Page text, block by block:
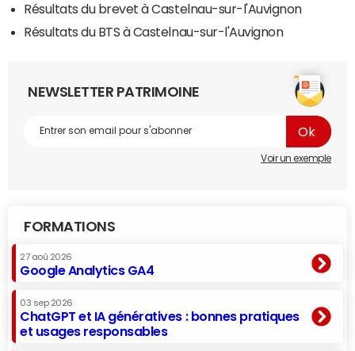
Résultats du brevet à Castelnau-sur-l'Auvignon
Résultats du BTS à Castelnau-sur-l'Auvignon
NEWSLETTER PATRIMOINE
Voir un exemple
FORMATIONS
27 aoû 2026
Google Analytics GA4
03 sep 2026
ChatGPT et IA génératives : bonnes pratiques
et usages responsables